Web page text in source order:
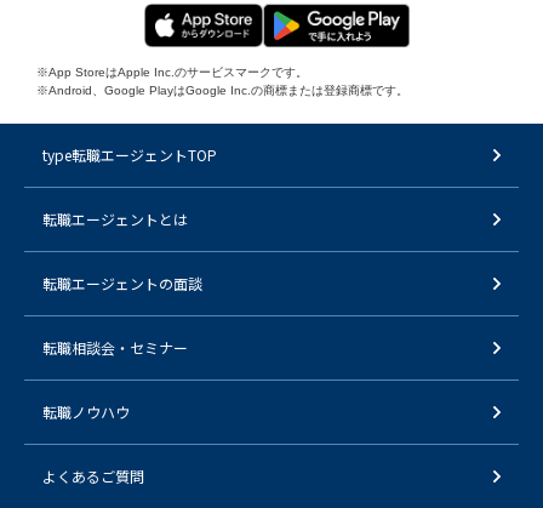
※App StoreはApple Inc.のサービスマークです。
※Android、Google PlayはGoogle Inc.の商標または登録商標です。
type転職エージェントTOP
転職エージェントとは
転職エージェントの面談
転職相談会・セミナー
転職ノウハウ
よくあるご質問